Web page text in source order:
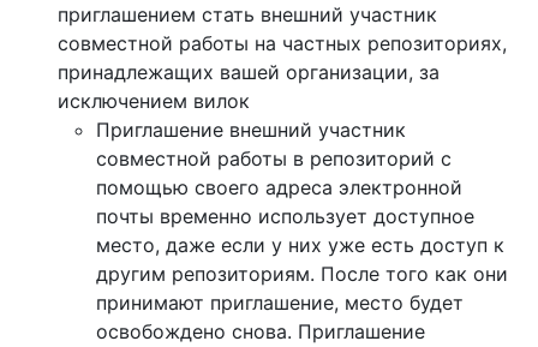
приглашением стать внешний участник
совместной работы на частных репозиториях,
принадлежащих вашей организации, за
исключением вилок
Приглашение внешний участник
совместной работы в репозиторий с
помощью своего адреса электронной
почты временно использует доступное
место, даже если у них уже есть доступ к
другим репозиториям. После того как они
принимают приглашение, место будет
освобождено снова. Приглашение